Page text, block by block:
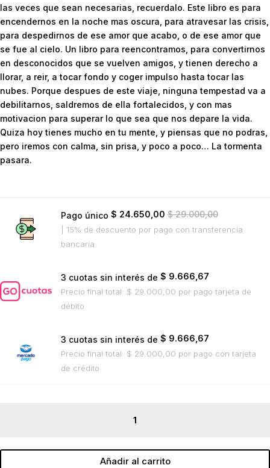
las veces que sean necesarias, recuerdalo. Este libro es para
encendernos en la noche mas oscura, para atravesar las crisis,
para despedirnos de ese amor que acabo, o de ese amor que
se fue al cielo. Un libro para reencontramos, para convertirnos
en desconocidos que se vuelven amigos, y tienen derecho a
llorar, a reir, a tocar fondo y coger impulso hasta tocar las
nubes. Porque despues de este viaje, ninguna tempestad va a
debilitarnos, saldremos de ella fortalecidos, y con mas
motivacion para superar lo que sea que nos depare la vida.
Quiza hoy tienes mucho en tu mente, y piensas que no podras,
pero iremos con calma, sin prisa, y poco a poco… La tormenta
pasara.
Pago único $ 24.650,00 $29.000,00
| 15% de descuento por pago con transferencia
bancaria.
3 cuotas sin interés de $ 9.666,67
Precio final total: $ 29.000,00 por pago tarjeta de
débito
3 cuotas sin interés de $ 9.666,67
Precio final total: $ 29.000,00 por pago con tarjeta
de crédito
mi
Añadir al carrito